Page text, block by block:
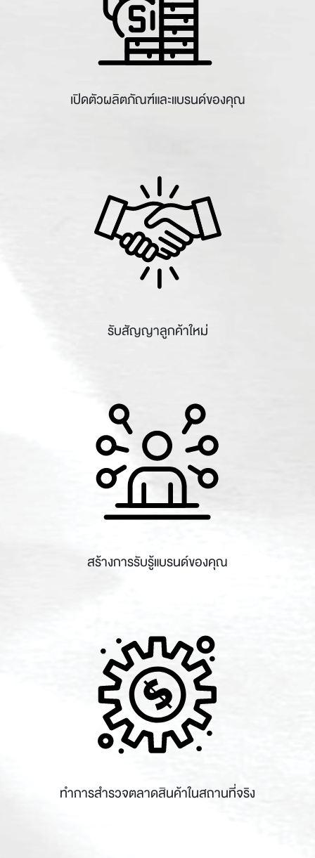
เปิดตัวผลิตภัณฑ์และแบรนด์ของคุณ
รับสัญญาลูกค้าใหม่
สร้างการรับรู้แบรนด์ของคุณ
ทำการสำรวจตลาดสินค้าในสถานที่จริง